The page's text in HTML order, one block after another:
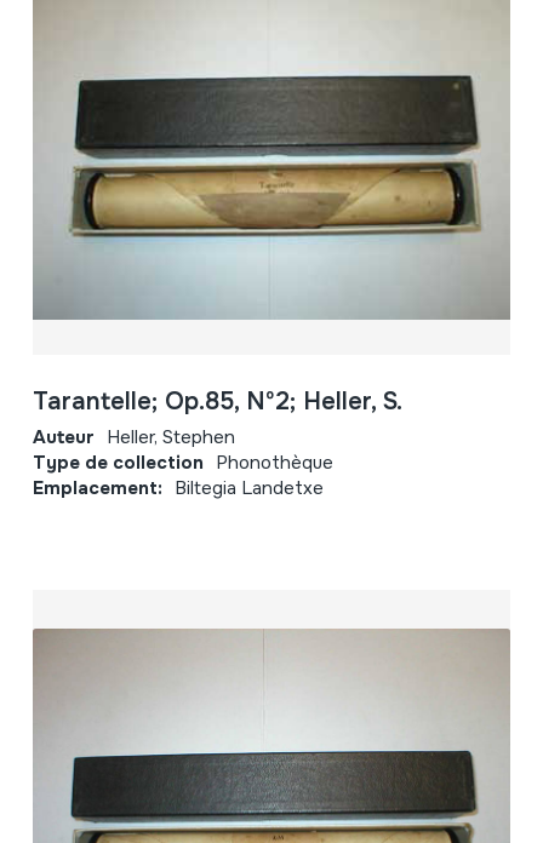
Tarantelle; Op.85, Nº2; Heller, S.
Auteur Heller, Stephen
Type de collection Phonothèque
Emplacement: Biltegia Landetxe